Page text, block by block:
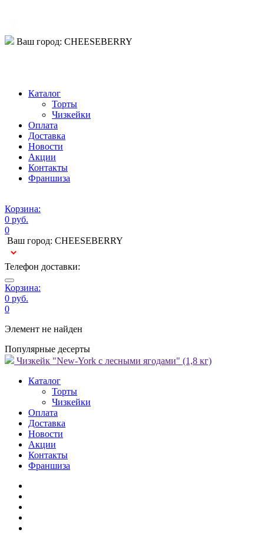
Ваш город: CHEESEBERRY
Каталог
Торты
Чизкейки
Оплата
Доставка
Новости
Акции
Контакты
Франшиза
Корзина:
0 руб.
0
Ваш город: CHEESEBERRY
Телефон доставки:
Корзина:
0 руб.
0
Элемент не найден
Популярные десерты
Чизкейк "New-York с лесными ягодами" (1,8 кг)
Каталог
Торты
Чизкейки
Оплата
Доставка
Новости
Акции
Контакты
Франшиза